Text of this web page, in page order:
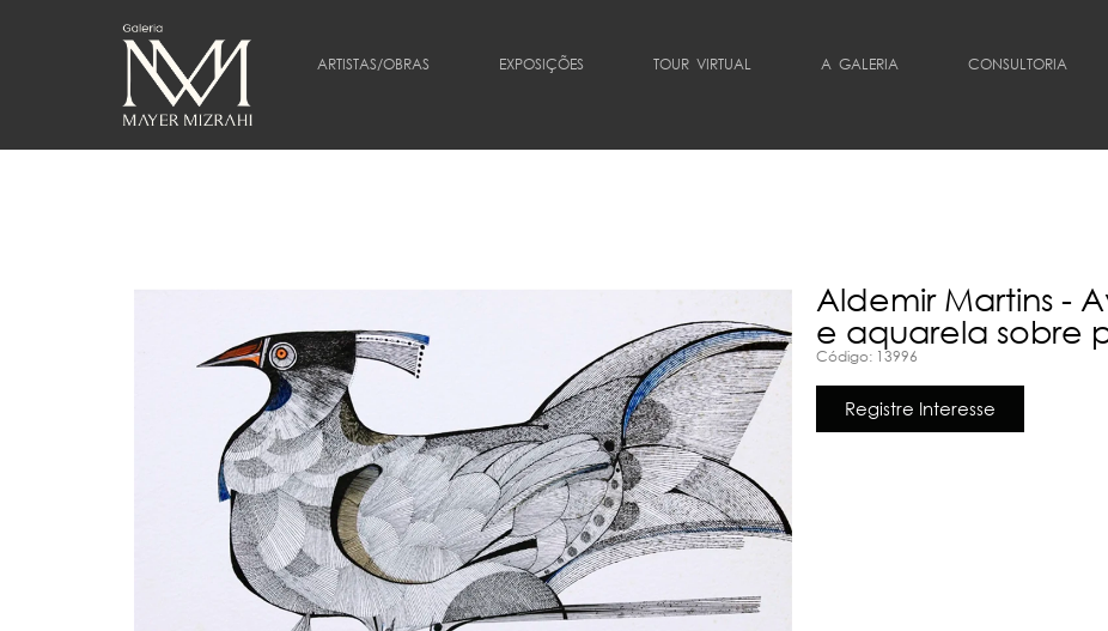
ARTISTAS/OBRAS EXPOSIÇÕES TOUR VIRTUAL A GALERIA CONSULTORIA
Aldemir Martins -
e aquarela sobre
Código: 13996
Registre Interesse